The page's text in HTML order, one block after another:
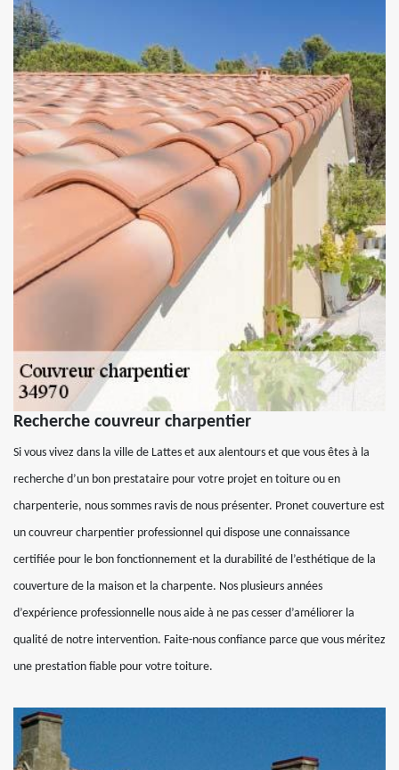
Recherche couvreur charpentier
Si vous vivez dans la ville de Lattes et aux alentours et que vous êtes à la
recherche d’un bon prestataire pour votre projet en toiture ou en
charpenterie, nous sommes ravis de nous présenter. Pronet couverture est
un couvreur charpentier professionnel qui dispose une connaissance
certifiée pour le bon fonctionnement et la durabilité de l’esthétique de la
couverture de la maison et la charpente. Nos plusieurs années
d’expérience professionnelle nous aide à ne pas cesser d’améliorer la
qualité de notre intervention. Faite-nous confiance parce que vous méritez
une prestation fiable pour votre toiture.